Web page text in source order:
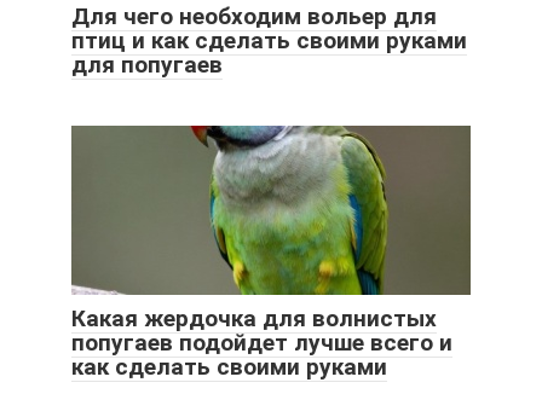
Для чего необходим вольер для
птиц и как сделать своими руками
для попугаев
Какая жердочка для волнистых
попугаев подойдет лучше всего и
как сделать своими руками